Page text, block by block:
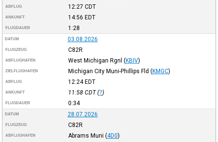
ABFLUG 12:27 CDT
ANKUNFT 14:56 EDT
FLUGDAUER 1:28
DATUM 03.08.2026
FLUGZEUG C82R
ABFLUGHAFEN West Michigan Rgnl (KBIV)
ZIELFLUGHAFEN Michigan City Muni-Phillips Fld (KMGC)
ABFLUG 12:24EDT
ANKUNFT 11:58 CDT(?)
FLUGDAUER 0:34
DATUM 28.07.2026
FLUGZEUG C82R
ABFLUGHAFEN Abrams Muni (4D0)